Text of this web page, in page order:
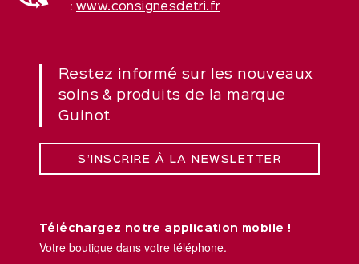
: www.consignesdetri.fr
Restez informé sur les nouveaux
soins & produits de la marque
Guinot
S’INSCRIRE À LA NEWSLETTER
Téléchargez notre application mobile !
Votre boutique dans votre téléphone.